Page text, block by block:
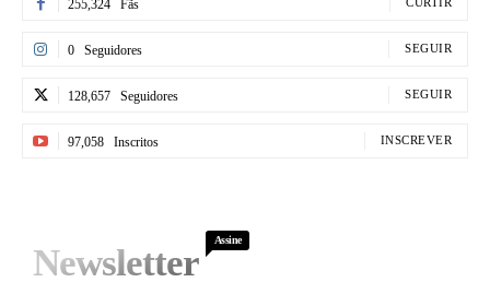
255,324 Fãs
0 Seguidores SEGUIR
128,657 Seguidores SEGUIR
97,058 Inscritos INSCREVER
Newsletter
Assine